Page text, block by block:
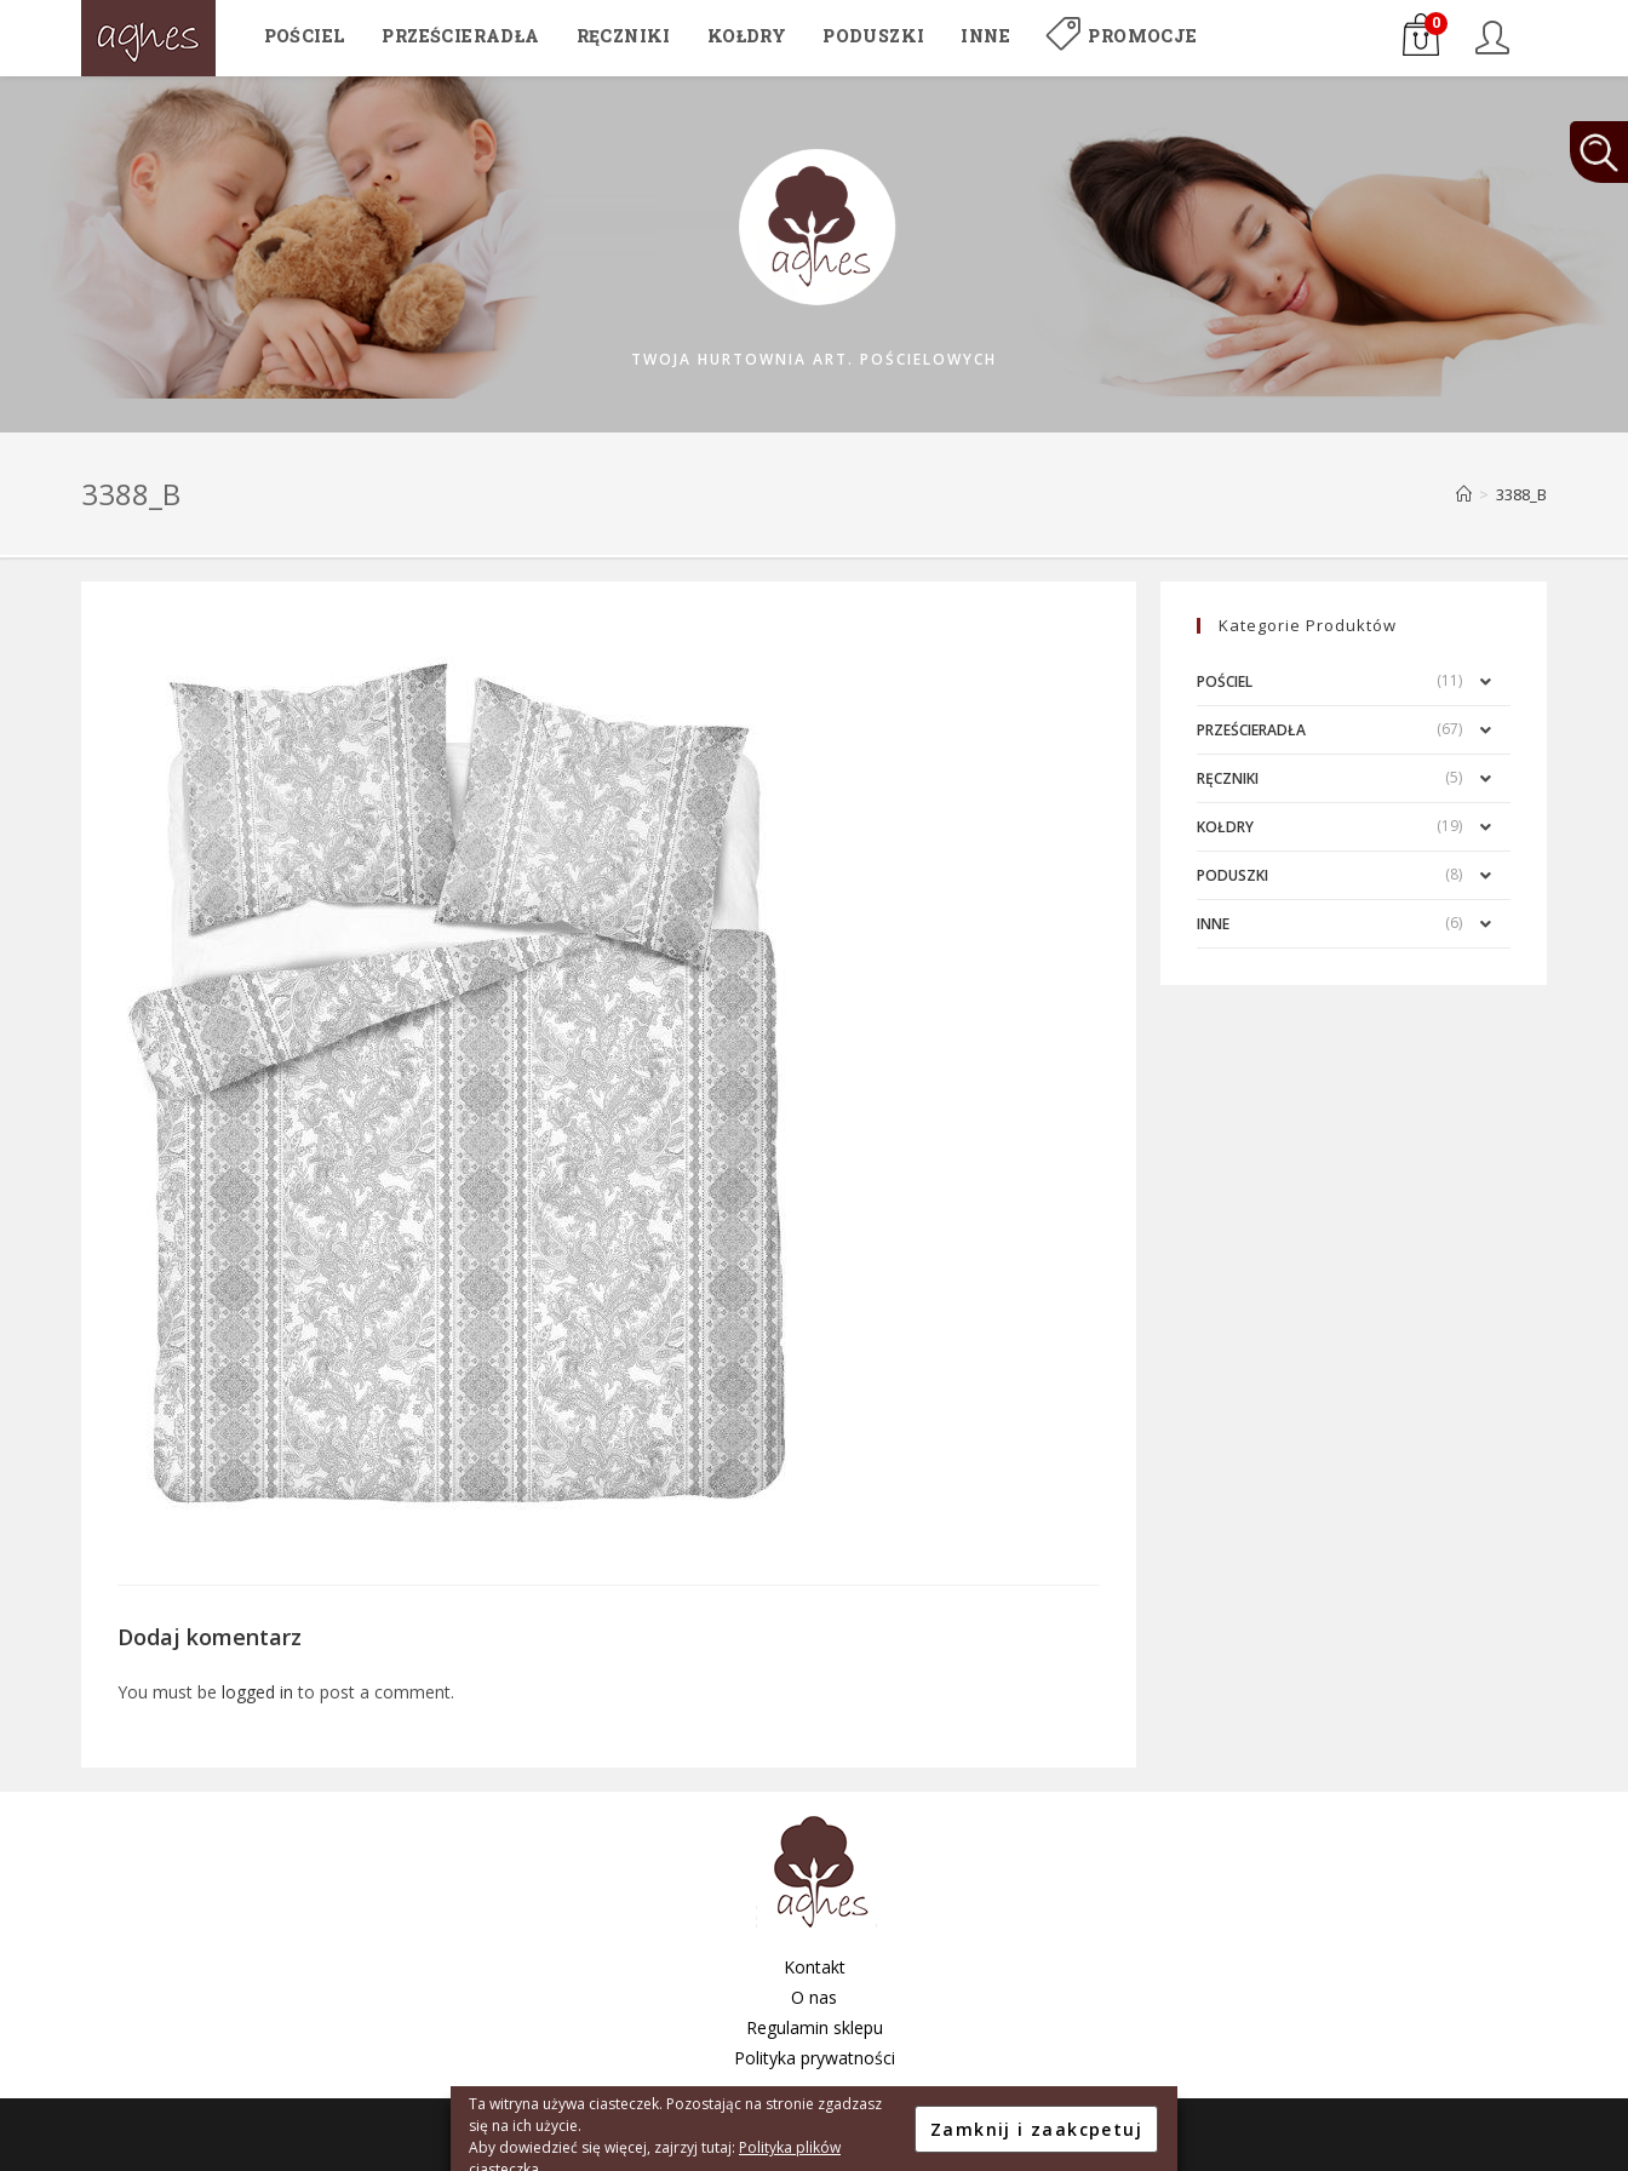
POŚCIEL PRZEŚCIERADŁA RĘCZNIKI KOŁDRY PODUSZKI INNE PROMOCJE
0
TWOJA HURTOWNIA ART. POŚCIELOWYCH
3388_B > 3388_B
Dodaj komentarz
You must belogged in to post a comment.
Kategorie Produktów
POŚCIEL (11)
PRZEŚCIERADŁA (67)
RĘCZNIKI (5)
KOŁDRY (19)
PODUSZKI (8)
INNE (6)
Kontakt
O nas
Regulamin sklepu
Polityka prywatności
Copyright © 2026 - Agnes Tarnów S.C. A.
Ta witryna używa ciasteczek. Pozostając na stronie zgadzasz
się na ich użycie.
Aby dowiedzieć się więcej, zajrzyj tutaj: Polityka plików